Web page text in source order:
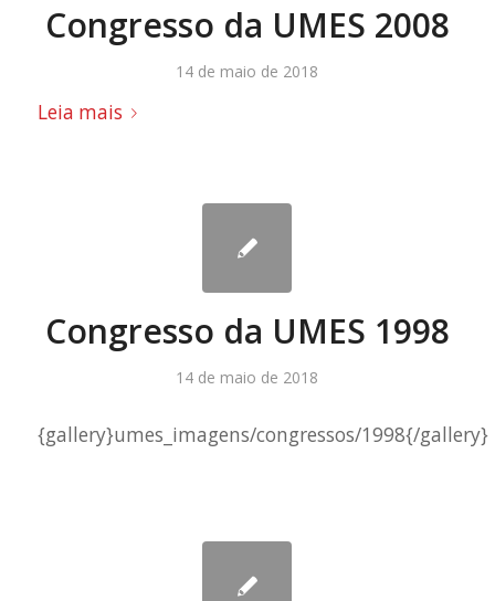
Congresso da UMES 2008
14 de maio de 2018
Leia mais
Congresso da UMES 1998
14 de maio de 2018
{gallery}umes_imagens/congressos/1998{/gallery}